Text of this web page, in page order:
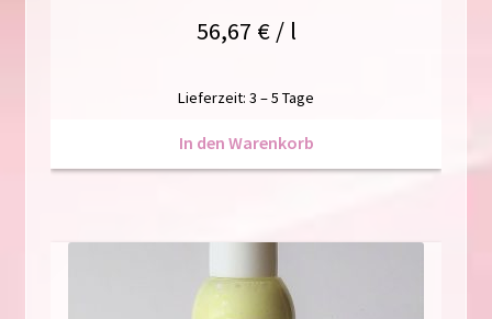
56,67 €/ l
Lieferzeit: 3 – 5 Tage
In den Warenkorb